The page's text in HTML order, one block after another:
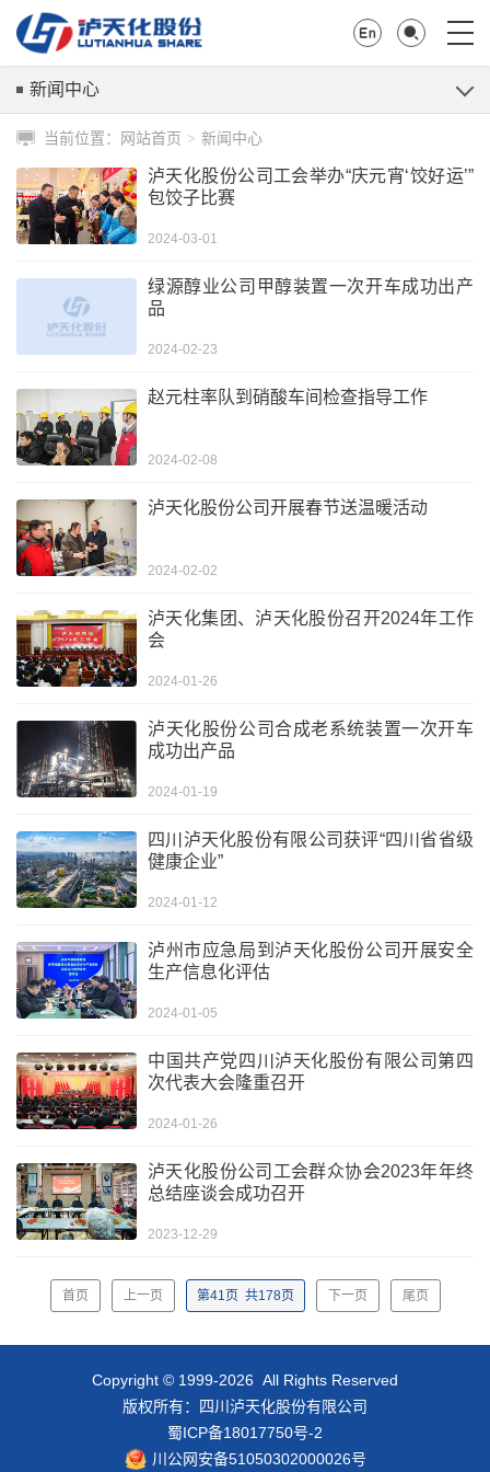
新闻中心
当前位置： 网站首页 > 新闻中心
泸天化股份公司工会举办“庆元宵‘饺好运’”
包饺子比赛
2024-03-01
绿源醇业公司甲醇装置一次开车成功出产
品
2024-02-23
赵元柱率队到硝酸车间检查指导工作
2024-02-08
泸天化股份公司开展春节送温暖活动
2024-02-02
泸天化集团、泸天化股份召开2024年工作
会
2024-01-26
泸天化股份公司合成老系统装置一次开车
成功出产品
2024-01-19
四川泸天化股份有限公司获评“四川省省级
健康企业”
2024-01-12
泸州市应急局到泸天化股份公司开展安全
生产信息化评估
2024-01-05
中国共产党四川泸天化股份有限公司第四
次代表大会隆重召开
2024-01-26
泸天化股份公司工会群众协会2023年年终
总结座谈会成功召开
2023-12-29
首页 上一页 第41 页 共178页 下一页 尾页
Copyright © 1999-2026 All Rights Reserved
版权所有：四川泸天化股份有限公司
蜀ICP备18017750号-2
川公网安备51050302000026号